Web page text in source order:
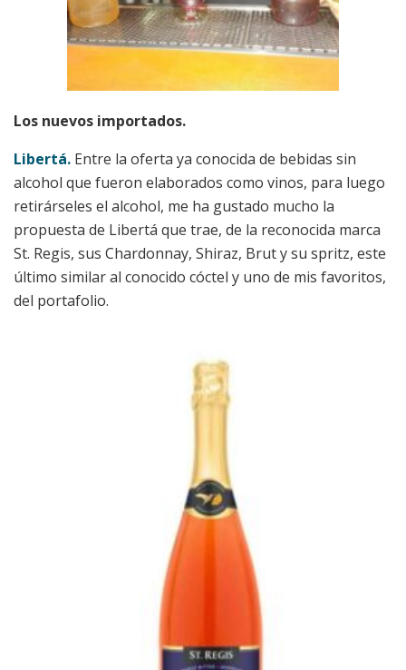
Los nuevos importados.
Libertá. Entre la oferta ya conocida de bebidas sin
alcohol que fueron elaborados como vinos, para luego
retirárseles el alcohol, me ha gustado mucho la
propuesta de Libertá que trae, de la reconocida marca
St. Regis, sus Chardonnay, Shiraz, Brut y su spritz, este
último similar al conocido cóctel y uno de mis favoritos,
del portafolio.